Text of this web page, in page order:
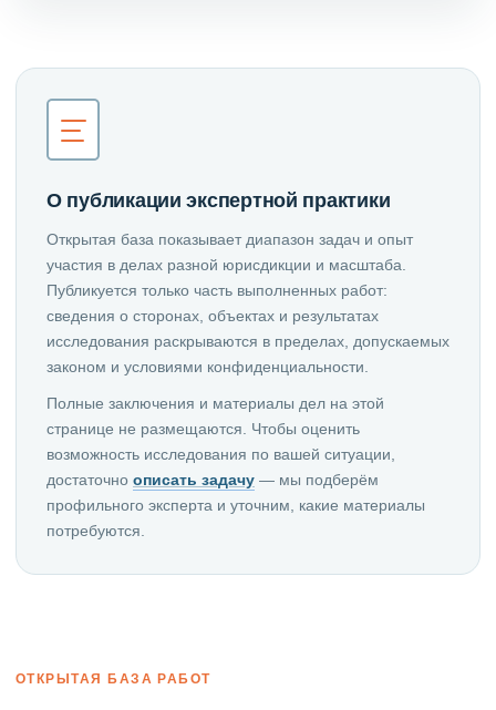
О публикации экспертной практики
Открытая база показывает диапазон задач и опыт
участия в делах разной юрисдикции и масштаба.
Публикуется только часть выполненных работ:
сведения о сторонах, объектах и результатах
исследования раскрываются в пределах, допускаемых
законом и условиями конфиденциальности.
Полные заключения и материалы дел на этой
странице не размещаются. Чтобы оценить
возможность исследования по вашей ситуации,
достаточно описать задачу — мы подберём
профильного эксперта и уточним, какие материалы
потребуются.
ОТКРЫТАЯ БАЗА РАБОТ